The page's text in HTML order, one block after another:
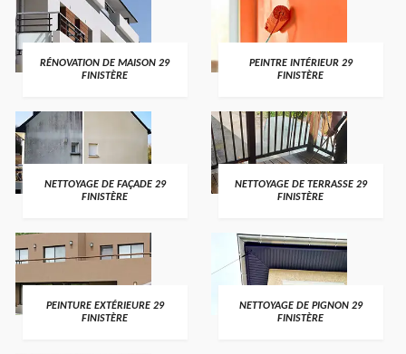
RÉNOVATION DE MAISON 29
FINISTÈRE
PEINTRE INTÉRIEUR 29
FINISTÈRE
NETTOYAGE DE FAÇADE 29
FINISTÈRE
NETTOYAGE DE TERRASSE 29
FINISTÈRE
PEINTURE EXTÉRIEURE 29
FINISTÈRE
NETTOYAGE DE PIGNON 29
FINISTÈRE